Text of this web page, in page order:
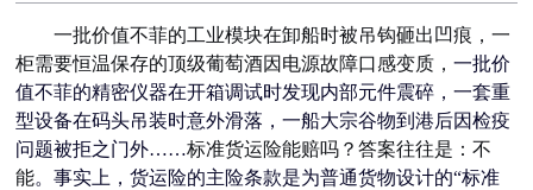
一批价值不菲的工业模块在卸船时被吊钩砸出凹痕，一
柜需要恒温保存的顶级葡萄酒因电源故障口感变质，一批价
值不菲的精密仪器在开箱调试时发现内部元件震碎，一套重
型设备在码头吊装时意外滑落，一船大宗谷物到港后因检疫
问题被拒之门外……标准货运险能赔吗？答案往往是：不
能。事实上，货运险的主险条款是为普通货物设计的“标准